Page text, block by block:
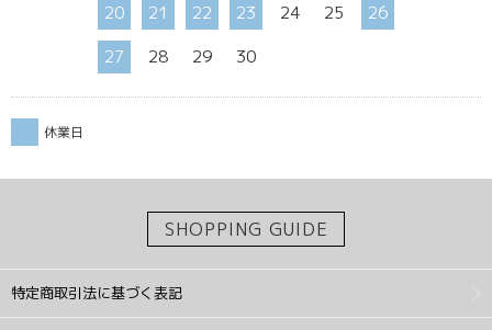
20
21 22 23 24 25
26
27
28 29 30
休業日
SHOPPING GUIDE
特定商取引法に基づく表記